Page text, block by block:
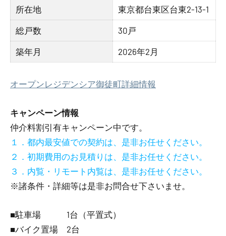
所在地 東京都台東区台東2-13-1
総戸数 30戸
築年月 2026年2月
オープンレジデンシア御徒町詳細情報
キャンペーン情報
仲介料割引有キャンペーン中です。
１．都内最安値での契約は、是非お任せください。
２．初期費用のお見積りは、是非お任せください。
３．内覧・リモート内覧は、是非お任せください。
※諸条件・詳細等は是非お問合せ下さいませ。
■駐車場 1台（平置式）
■バイク置場 2台